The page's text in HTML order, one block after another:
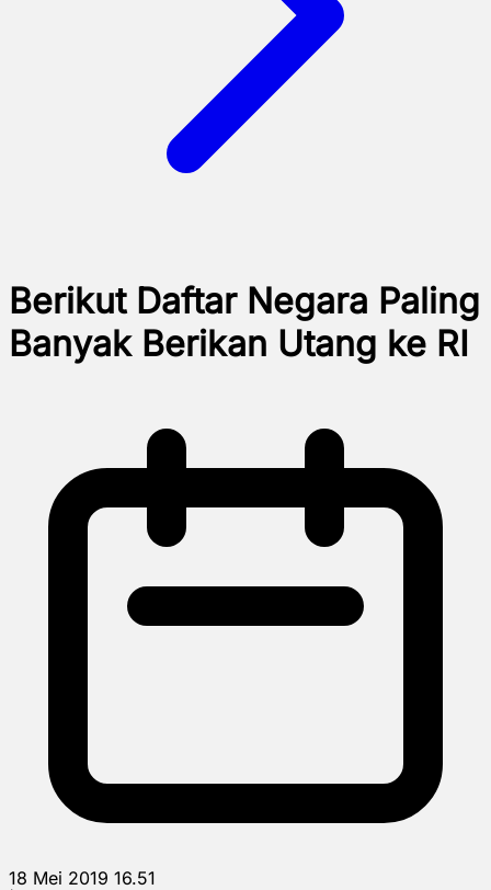
Berikut Daftar Negara Paling
Banyak Berikan Utang ke RI
18 Mei 2019 16.51